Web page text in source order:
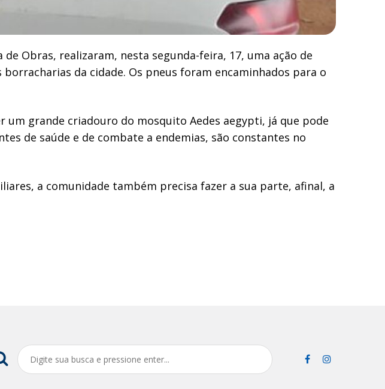
Obras, realizaram, nesta segunda-feira, 17, uma ação de
da cidade. Os pneus foram encaminhados para o
grande criadouro do mosquito Aedes aegypti, já que pode
de saúde e de combate a endemias, são constantes no
a comunidade também precisa fazer a sua parte, afinal, a